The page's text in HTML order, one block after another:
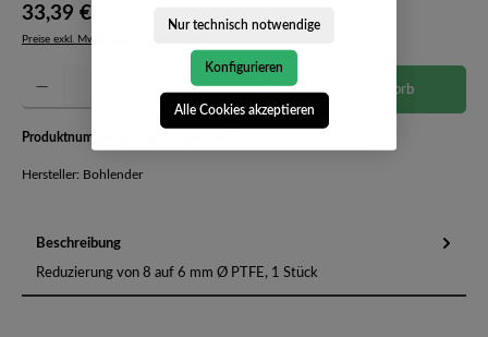
33,39 €*
Preise exkl. MwSt. zzgl. Versandkosten
Produkt Anzahl: Gib den gewünschten Wert ein oder benutze die Schaltflächen um die
In den Warenkorb
Produktnummer:
Hersteller: Bohlender
Beschreibung
Reduzierung von 8 auf 6 mm Ø PTFE, 1 Stück
Nur technisch notwendige
Konfigurieren
Alle Cookies akzeptieren